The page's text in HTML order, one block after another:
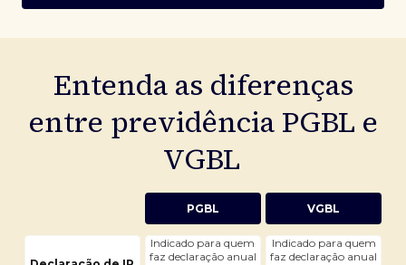
Entenda as diferenças
entre previdência PGBL e
VGBL
PGBL VGBL
Indicado para quem
faz declaração anual
Indicado para quem
faz declaração anual